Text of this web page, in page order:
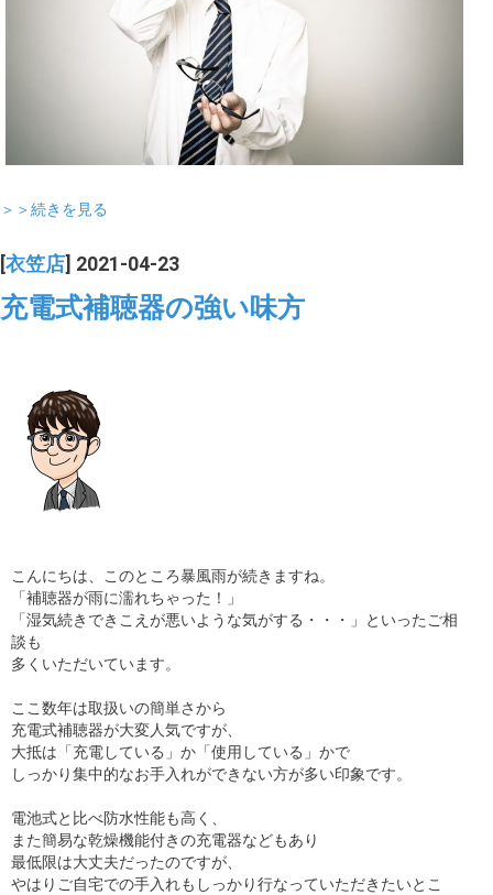
＞＞続きを見る
衣笠店 ] 2021-04-23
充電式補聴器の強い味方
こんにちは、このところ暴風雨が続きますね。
「補聴器が雨に濡れちゃった！」
「湿気続きできこえが悪いような気がする・・・」といったご相
談も
多くいただいています。
ここ数年は取扱いの簡単さから
充電式補聴器が大変人気ですが、
大抵は「充電している」か「使用している」かで
しっかり集中的なお手入れができない方が多い印象です。
電池式と比べ防水性能も高く、
また簡易な乾燥機能付きの充電器などもあり
最低限は大丈夫だったのですが、
やはりご自宅での手入れもしっかり行なっていただきたいとこ